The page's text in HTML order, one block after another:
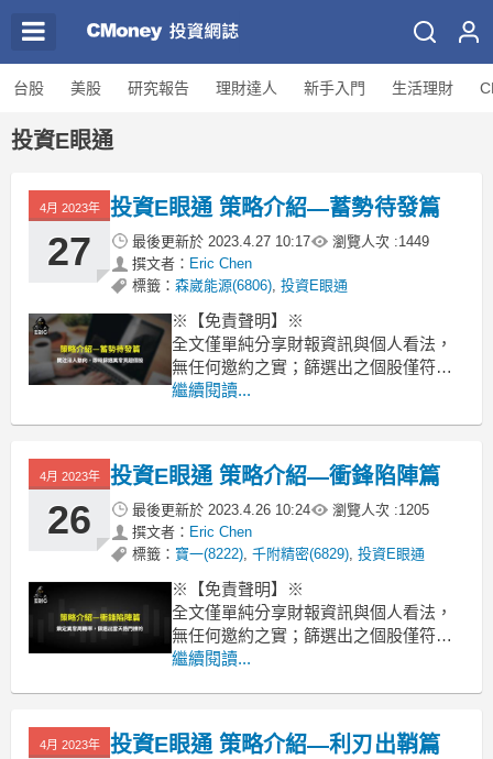
台股 美股 研究報告 理財達人 新手入門 生活理財
投資E眼通
4月 2023年
27
投資E眼通 策略介紹—蓄勢待發篇
最後更新於 2023.4.27 10:17 瀏覽人次 :1449
撰文者： Eric Chen
標籤： 森崴能源(6806), 投資E眼通
※【免責聲明】※
全文僅單純分享財報資訊與個人看法，
無任何邀約之實；篩選出之個股僅符合
量化條件，亦無推薦之意，僅供讀者參
前言
各位投資朋友大家好~我是E大，歡迎來
到【投資E眼通】軟體，台股近1,800檔
股票，在這篇文章中，我將帶
繼續閱讀...
4月 2023年
26
投資E眼通 策略介紹—衝鋒陷陣篇
最後更新於 2023.4.26 10:24 瀏覽人次 :1205
撰文者： Eric Chen
標籤： 寶一(8222), 千附精密(6829), 投資E眼通
※【免責聲明】※
全文僅單純分享財報資訊與個人看法，
無任何邀約之實；篩選出之個股僅符合
量化條件，亦無推薦之意，僅供讀者參
前言
繼續閱讀...
4月 2023年 投資E眼通 策略介紹—利刃出鞘篇